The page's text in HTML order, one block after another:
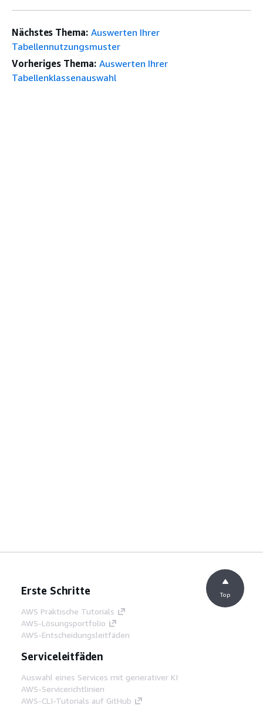
Nächstes Thema: Auswerten Ihrer
Tabellennutzungsmuster
Vorheriges Thema: Auswerten Ihrer
Tabellenklassenauswahl
Erste Schritte
AWS Praktische Tutorials
AWS-Lösungsportfolio
AWS-Entscheidungsleitfäden
Serviceleitfäden
Auswahl eines Services mit generativer KI
AWS-Servicerichtlinien
AWS-CLI-Tutorials auf GitHub
Top